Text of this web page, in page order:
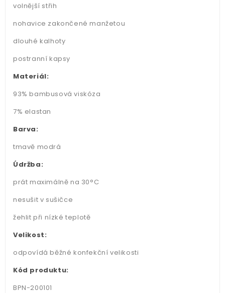
volnější střih
nohavice zakončené manžetou
dlouhé kalhoty
postranní kapsy
Materiál:
93% bambusová viskóza
7% elastan
Barva:
tmavě modrá
Údržba:
prát maximálně na 30°C
nesušit v sušičce
žehlit při nízké teplotě
Velikost:
odpovídá běžné konfekční velikosti
Kód produktu:
BPN-200101